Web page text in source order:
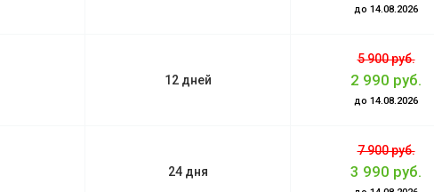
до 14.08.2026
12 дней
5 900 руб.
2 990 руб.
до 14.08.2026
24 дня
7 900 руб.
3 990 руб.